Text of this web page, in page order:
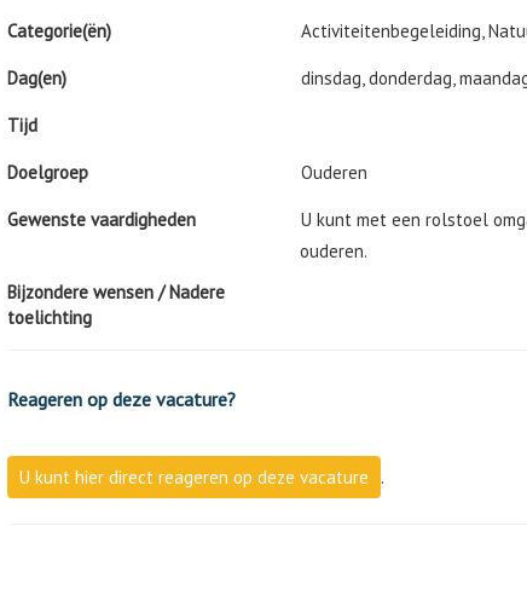
Categorie(ën) Activiteitenbegeleiding,
Dag(en) dinsdag, donderdag,
Tijd
Doelgroep Ouderen
Gewenste vaardigheden
U kunt met een rolstoel
ouderen.
Bijzondere wensen / Nadere
toelichting
Reageren op deze vacature?
U kunt hier direct reageren op deze vacature .